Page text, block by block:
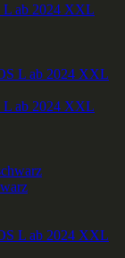
L ab 2024 XXL
L ab 2024 XXL